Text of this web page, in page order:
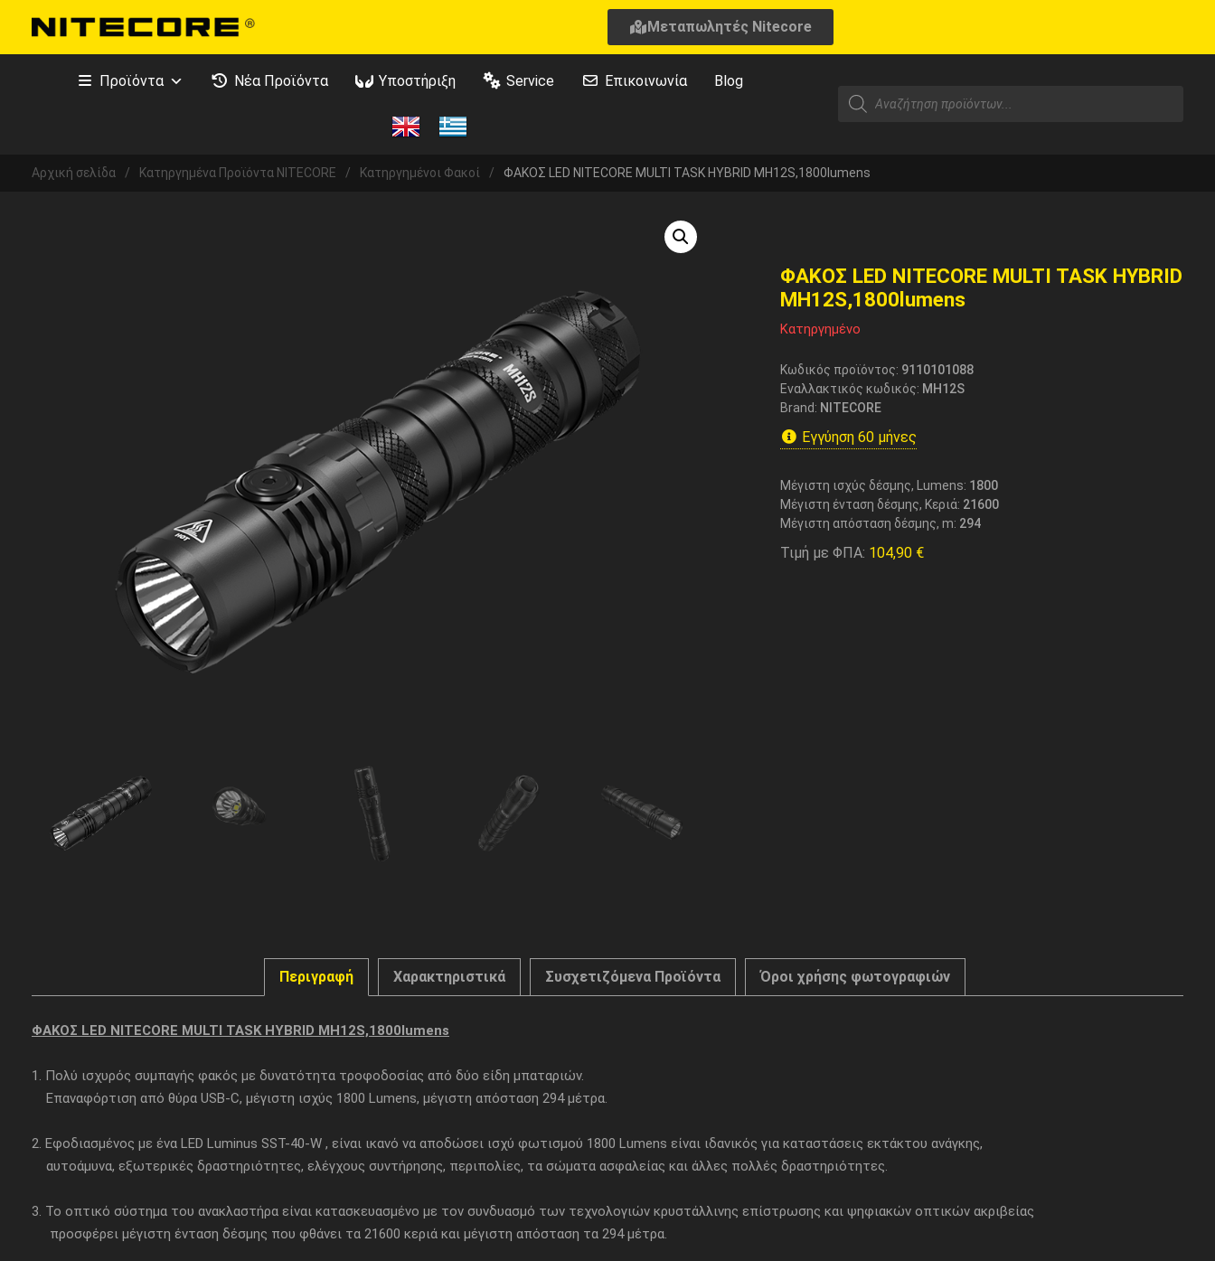
Μεταπωλητές Nitecore
Προϊόντα Νέα Προϊόντα Υποστήριξη Service Επικοινωνία Blog
Αρχική σελίδα / Κατηργημένα Προϊόντα NITECORE / Κατηργημένοι Φακοί / ΦΑΚΟΣ LED NITECORE MULTI TASK HYBRID MH12S,1800lumens
ΦΑΚΟΣ LED NITECORE MULTI TASK HYBRID
MH12S,1800lumens
Κατηργημένο
Κωδικός προϊόντος: 9110101088
Εναλλακτικός κωδικός: MH12S
Brand: NITECORE
Εγγύηση 60 μήνες
Μέγιστη ισχύς δέσμης, Lumens: 1800
Μέγιστη ένταση δέσμης, Κεριά: 21600
Μέγιστη απόσταση δέσμης, m: 294
Τιμή με ΦΠΑ: 104,90 €
Περιγραφή Χαρακτηριστικά Συσχετιζόμενα Προϊόντα Όροι χρήσης φωτογραφιών
ΦΑΚΟΣ LED NITECORE MULTI TASK HYBRID MH12S,1800lumens
1. Πολύ ισχυρός συμπαγής φακός με δυνατότητα τροφοδοσίας από δύο είδη μπαταριών.
Επαναφόρτιση από θύρα USB-C, μέγιστη ισχύς 1800 Lumens, μέγιστη απόσταση 294 μέτρα.
2. Εφοδιασμένος με ένα LED Luminus SST-40-W , είναι ικανό να αποδώσει ισχύ φωτισμού 1800 Lumens είναι ιδανικός για καταστάσεις εκτάκτου ανάγκης,
αυτοάμυνα, εξωτερικές δραστηριότητες, ελέγχους συντήρησης, περιπολίες, τα σώματα ασφαλείας και άλλες πολλές δραστηριότητες.
3. Το οπτικό σύστημα του ανακλαστήρα είναι κατασκευασμένο με τον συνδυασμό των τεχνολογιών κρυστάλλινης επίστρωσης και ψηφιακών οπτικών ακριβείας
προσφέρει μέγιστη ένταση δέσμης που φθάνει τα 21600 κεριά και μέγιστη απόσταση τα 294 μέτρα.